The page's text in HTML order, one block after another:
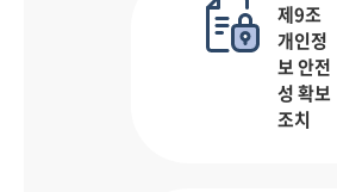
제9조
개인정
보 안전
성 확보
조치